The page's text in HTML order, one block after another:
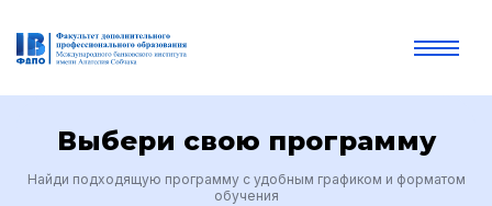
Выбери свою программу
Найди подходящую программу с удобным графиком и форматом
обучения